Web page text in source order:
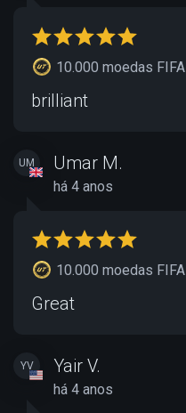
10.000 moedas FIFA
brilliant
UM Umar M.
há 4 anos
10.000 moedas FIFA
Great
YV Yair V.
há 4 anos